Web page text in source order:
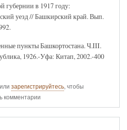
губернии в 1917 году:
уезд // Башкирский край. Вып.
пункты Башкортостана. Ч.III.
1926.-Уфа: Китап, 2002.-400
или зарегистрируйтесь, чтобы
комментарии